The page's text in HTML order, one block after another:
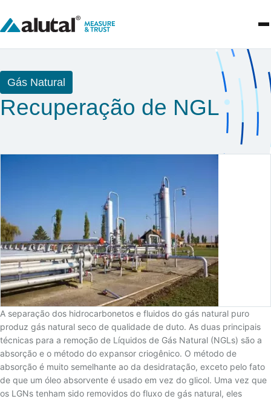
Gás Natural
Recuperação de NGL
A separação dos hidrocarbonetos e fluidos do gás natural puro
produz gás natural seco de qualidade de duto. As duas principais
técnicas para a remoção de Líquidos de Gás Natural (NGLs) são a
absorção e o método do expansor criogênico. O método de
absorção é muito semelhante ao da desidratação, exceto pelo fato
de que um óleo absorvente é usado em vez do glicol. Uma vez que
os LGNs tenham sido removidos do fluxo de gás natural, eles